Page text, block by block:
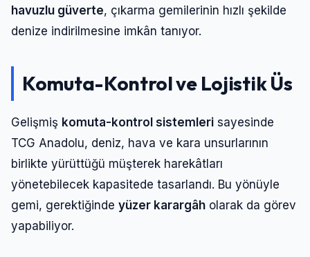
havuzlu güverte, çıkarma gemilerinin hızlı şekilde
denize indirilmesine imkân tanıyor.
Komuta-Kontrol ve Lojistik Üs
Gelişmiş komuta-kontrol sistemleri sayesinde
TCG Anadolu, deniz, hava ve kara unsurlarının
birlikte yürüttüğü müşterek harekâtları
yönetebilecek kapasitede tasarlandı. Bu yönüyle
gemi, gerektiğinde yüzer karargâh olarak da görev
yapabiliyor.
Şifre